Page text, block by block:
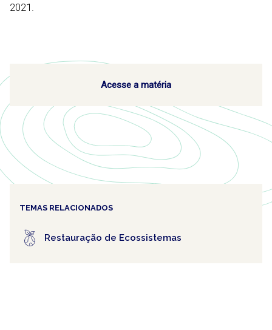
2021.
Acesse a matéria
TEMAS RELACIONADOS
Restauração de Ecossistemas